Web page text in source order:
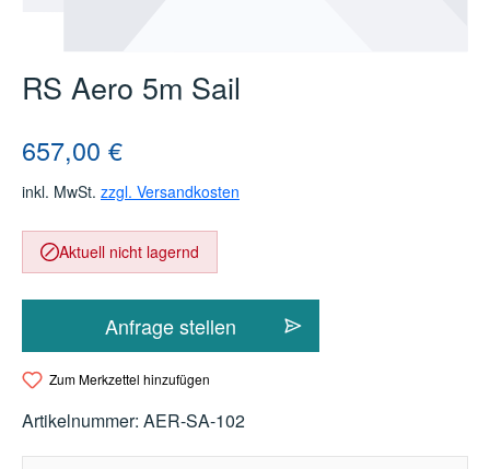
RS Aero 5m Sail
Regulärer Preis:
657,00 €
inkl. MwSt. zzgl. Versandkosten
Aktuell nicht lagernd
Anfrage stellen
Zum Merkzettel hinzufügen
Artikelnummer: AER-SA-102